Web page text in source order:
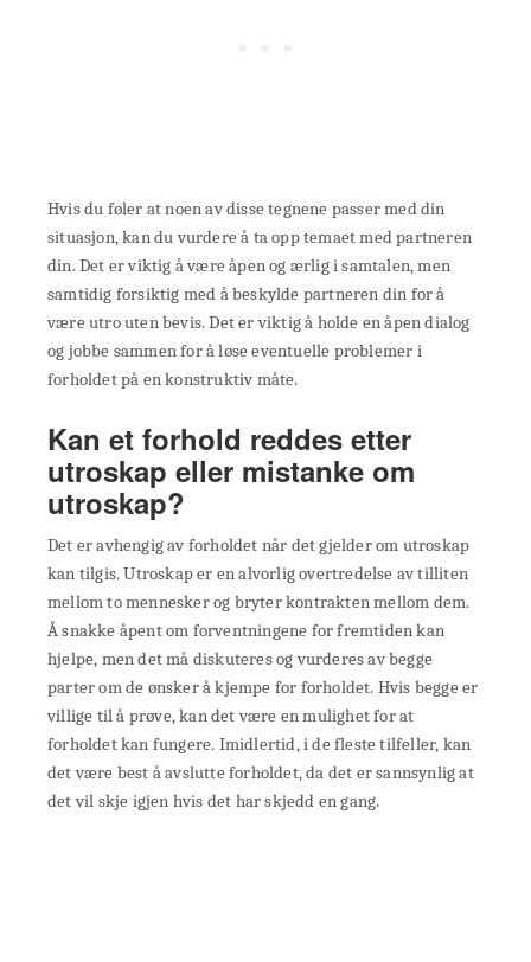
Hvis du føler at noen av disse tegnene passer med din
situasjon, kan du vurdere å ta opp temaet med partneren
din. Det er viktig å være åpen og ærlig i samtalen, men
samtidig forsiktig med å beskylde partneren din for å
være utro uten bevis. Det er viktig å holde en åpen dialog
og jobbe sammen for å løse eventuelle problemer i
forholdet på en konstruktiv måte.
Kan et forhold reddes etter
utroskap eller mistanke om
utroskap?
Det er avhengig av forholdet når det gjelder om utroskap
kan tilgis. Utroskap er en alvorlig overtredelse av tilliten
mellom to mennesker og bryter kontrakten mellom dem.
Å snakke åpent om forventningene for fremtiden kan
hjelpe, men det må diskuteres og vurderes av begge
parter om de ønsker å kjempe for forholdet. Hvis begge er
villige til å prøve, kan det være en mulighet for at
forholdet kan fungere. Imidlertid, i de fleste tilfeller, kan
det være best å avslutte forholdet, da det er sannsynlig at
det vil skje igjen hvis det har skjedd en gang.